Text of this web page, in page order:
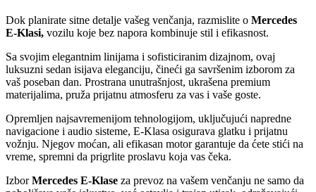
Dok planirate sitne detalje vašeg venčanja, razmislite o Mercedes
E-Klasi, vozilu koje bez napora kombinuje stil i efikasnost.
Sa svojim elegantnim linijama i sofisticiranim dizajnom, ovaj
luksuzni sedan isijava eleganciju, čineći ga savršenim izborom za
vaš poseban dan. Prostrana unutrašnjost, ukrašena premium
materijalima, pruža prijatnu atmosferu za vas i vaše goste.
Opremljen najsavremenijom tehnologijom, uključujući napredne
navigacione i audio sisteme, E-Klasa osigurava glatku i prijatnu
vožnju. Njegov moćan, ali efikasan motor garantuje da ćete stići na
vreme, spremni da prigrlite proslavu koja vas čeka.
IzborMercedes E-Klase za prevoz na vašem venčanju ne samo da